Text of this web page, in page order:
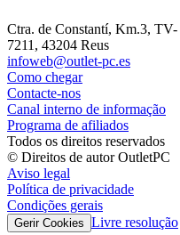
Ctra. de Constantí, Km.3, TV-
7211, 43204 Reus
infoweb@outlet-pc.es
Como chegar
Contacte-nos
Canal interno de informação
Programa de afiliados
Todos os direitos reservados
© Direitos de autor OutletPC
Aviso legal
Política de privacidade
Condições gerais
Gerir Cookies Livre resolução